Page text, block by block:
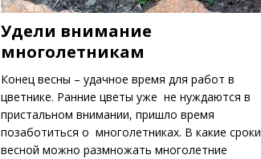
Удели внимание
многолетникам
Конец весны – удачное время для работ в
цветнике. Ранние цветы уже не нуждаются в
пристальном внимании, пришло время
позаботиться о многолетниках. В какие сроки
весной можно размножать многолетние